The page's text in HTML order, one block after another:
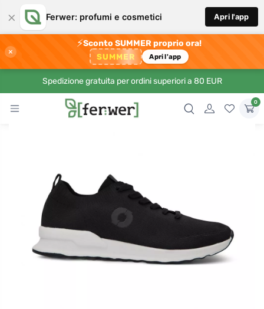
× Ferwer: profumi e cosmetici Apri l'app
×
⚡Sconto SUMMER proprio ora!
SUMMER Apri l'app
Spedizione gratuita per ordini superiori a 80 EUR
0